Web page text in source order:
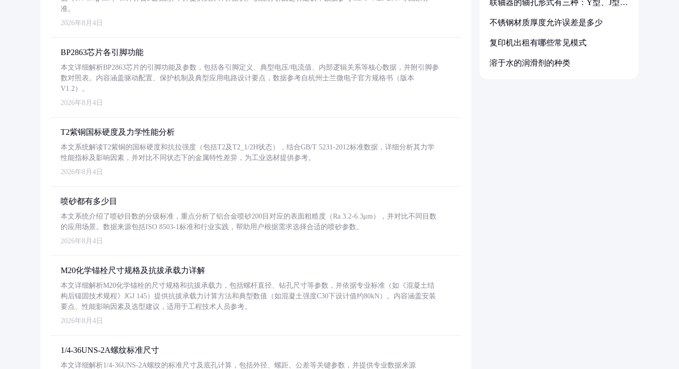
准。
2026年8月4日
BP2863芯片各引脚功能
本文详细解析BP2863芯片的引脚功能及参数，包括各引脚定义、典型电压/电流值、内部逻辑关系等核心数据，并附引脚参
数对照表。内容涵盖驱动配置、保护机制及典型应用电路设计要点，数据参考自杭州士兰微电子官方规格书（版本
V1.2）。
2026年8月4日
T2紫铜国标硬度及力学性能分析
本文系统解读T2紫铜的国标硬度和抗拉强度（包括T2及T2_1/2H状态），结合GB/T 5231-2012标准数据，详细分析其力学
性能指标及影响因素，并对比不同状态下的金属特性差异，为工业选材提供参考。
2026年8月4日
喷砂都有多少目
本文系统介绍了喷砂目数的分级标准，重点分析了铝合金喷砂200目对应的表面粗糙度（Ra 3.2-6.3μm），并对比不同目数
的应用场景。数据来源包括ISO 8503-1标准和行业实践，帮助用户根据需求选择合适的喷砂参数。
2026年8月4日
M20化学锚栓尺寸规格及抗拔承载力详解
本文详细解析M20化学锚栓的尺寸规格和抗拔承载力，包括螺杆直径、钻孔尺寸等参数，并依据专业标准（如《混凝土结
构后锚固技术规程》JGJ 145）提供抗拔承载力计算方法和典型数值（如混凝土强度C30下设计值约80kN）。内容涵盖安装
要点、性能影响因素及选型建议，适用于工程技术人员参考。
2026年8月4日
1/4-36UNS-2A螺纹标准尺寸
本文详细解析1/4-36UNS-2A螺纹的标准尺寸及底孔计算，包括外径、螺距、公差等关键参数，并提供专业数据来源
联轴器的轴孔形式有三种：Y型、J型、
不锈钢材质厚度允许误差是多少
复印机出租有哪些常见模式
溶于水的润滑剂的种类